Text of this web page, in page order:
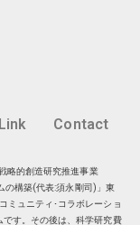
Link Contact
略的創造研究推進事業
の構築(代表:須永剛司)」東
ミュニティ･コラボレーショ
す。その後は、科学研究費